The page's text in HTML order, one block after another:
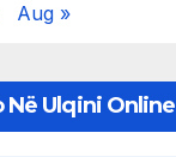
Aug »
Në Ulqini Online